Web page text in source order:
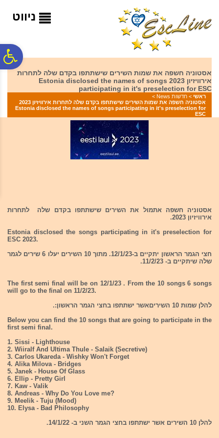
המרכזי
ניווט
אסטוניה חשפה את שמות השירים שישתתפו בקדם שלה לתחרות
אירוויזיון 2023 Estonia disclosed the names of songs
participating in it's preselection for ESC
ראשי > חדשות News
>
אסטוניה חשפה את שמות השירים שישתתפו בקדם שלה לתחרות אירוויזיון 2023
Estonia disclosed the names of songs participating in it's preselection for
ESC
אסטוניה חשפה אתמול את השירים שישתתפו בקדם שלה לתחרות
אירוויזיון 2023.
Estonia disclosed the songs participating in it's preselection for
ESC 2023.
חצי הגמר הראשון יתקיים ב-12/1/23. מתוך 10 השירים יעלו 6 שירים לגמר
שלה שיתקיים ב- 11/2/23.
The first semi final will be on 12/1/23 . From the 10 songs 6 songs
will go to the final on 11/2/23.
להלן שמות 10 השיריםאשר ישתתפו בחצי הגמר הראשון:.
Below you can find the 10 songs that are going to participate in the
first semi final.
1. Sissi - Lighthouse
2. Wiiralf And Ultima Thule - Salaik (Secretive)
3. Carlos Ukareda - Wishky Won't Forget
4. Alika Milova - Bridges
5. Janek - House Of Glass
6. Ellip - Pretty Girl
7. Kaw - Valik
8. Andreas - Why Do You Love me?
9. Meelik - Tuju (Mood)
10. Elysa - Bad Philosophy
להלן 10 השירים אשר ישתתפו בחצי הגמר השני ב- 14/1/22.